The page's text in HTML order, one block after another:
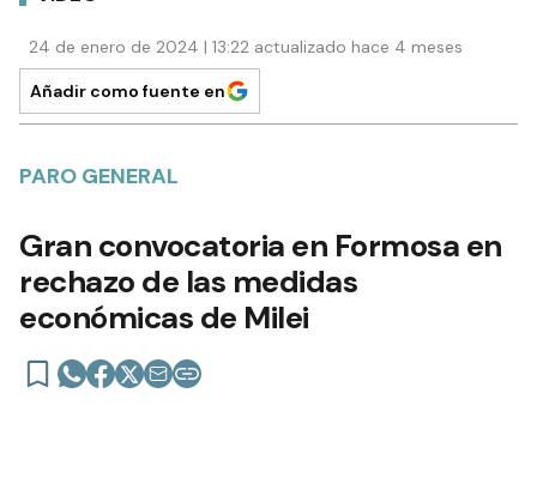
24 de enero de 2024 | 13:22 actualizado hace 4 meses
Añadir como fuente en
PARO GENERAL
Gran convocatoria en Formosa en
rechazo de las medidas
económicas de Milei